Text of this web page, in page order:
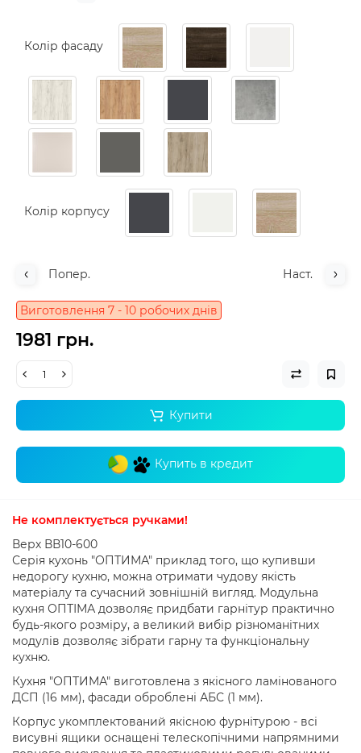
Колір фасаду
Колір корпусу
Попер. Наст.
Виготовлення 7 - 10 робочих днів
1981 грн.
Купити
Купить в кредит
Не комплектується ручками!
Верх ВВ10-600
Серія кухонь "ОПТИМА" приклад того, що купивши
недорогу кухню, можна отримати чудову якість
матеріалу та сучасний зовнішній вигляд. Модульна
кухня ОПТІМА дозволяє придбати гарнітур практично
будь-якого розміру, а великий вибір різноманітних
модулів дозволяє зібрати гарну та функціональну
кухню.
Кухня "ОПТИМА" виготовлена ​​з якісного ламінованого
ДСП (16 мм), фасади оброблені АБС (1 мм).
Корпус укомплектований якісною фурнітурою - всі
висувні ящики оснащені телескопічними напрямними